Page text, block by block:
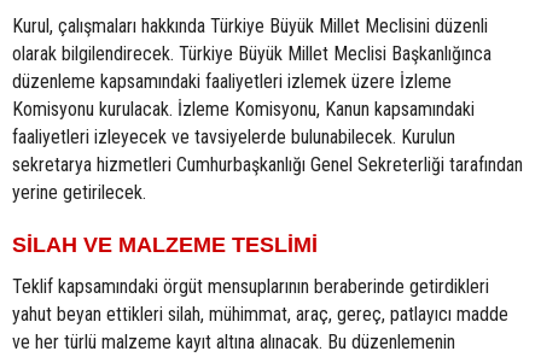
Kurul, çalışmaları hakkında Türkiye Büyük Millet Meclisini düzenli
olarak bilgilendirecek. Türkiye Büyük Millet Meclisi Başkanlığınca
düzenleme kapsamındaki faaliyetleri izlemek üzere İzleme
Komisyonu kurulacak. İzleme Komisyonu, Kanun kapsamındaki
faaliyetleri izleyecek ve tavsiyelerde bulunabilecek. Kurulun
sekretarya hizmetleri Cumhurbaşkanlığı Genel Sekreterliği tarafından
yerine getirilecek.
SİLAH VE MALZEME TESLİMİ
Teklif kapsamındaki örgüt mensuplarının beraberinde getirdikleri
yahut beyan ettikleri silah, mühimmat, araç, gereç, patlayıcı madde
ve her türlü malzeme kayıt altına alınacak. Bu düzenlemenin